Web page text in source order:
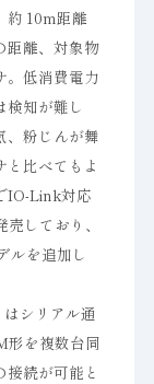
約 10m距離
距離、対象物
。低消費電力
検知が難し
、粉じんが舞
比べてもよ
IO-Link対応
しており、
ルを追加し
シリアル通
形を複数台同
続が可能と